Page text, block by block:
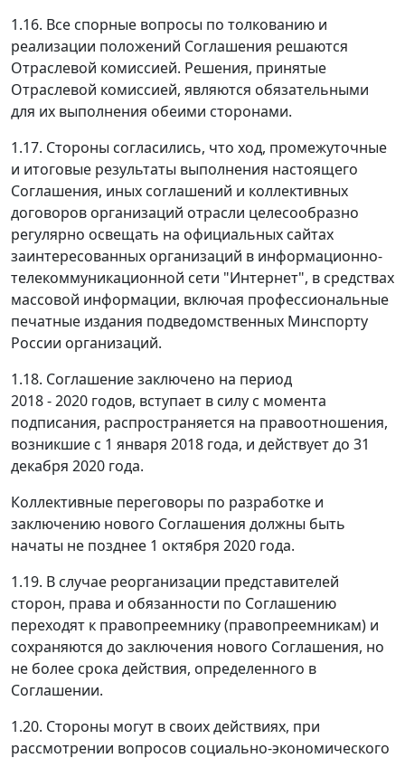
1.16. Все спорные вопросы по толкованию и
реализации положений Соглашения решаются
Отраслевой комиссией. Решения, принятые
Отраслевой комиссией, являются обязательными
для их выполнения обеими сторонами.
1.17. Стороны согласились, что ход, промежуточные
и итоговые результаты выполнения настоящего
Соглашения, иных соглашений и коллективных
договоров организаций отрасли целесообразно
регулярно освещать на официальных сайтах
заинтересованных организаций в информационно-
телекоммуникационной сети "Интернет", в средствах
массовой информации, включая профессиональные
печатные издания подведомственных Минспорту
России организаций.
1.18. Соглашение заключено на период
2018 - 2020 годов, вступает в силу с момента
подписания, распространяется на правоотношения,
возникшие с 1 января 2018 года, и действует до 31
декабря 2020 года.
Коллективные переговоры по разработке и
заключению нового Соглашения должны быть
начаты не позднее 1 октября 2020 года.
1.19. В случае реорганизации представителей
сторон, права и обязанности по Соглашению
переходят к правопреемнику (правопреемникам) и
сохраняются до заключения нового Соглашения, но
не более срока действия, определенного в
Соглашении.
1.20. Стороны могут в своих действиях, при
рассмотрении вопросов социально-экономического